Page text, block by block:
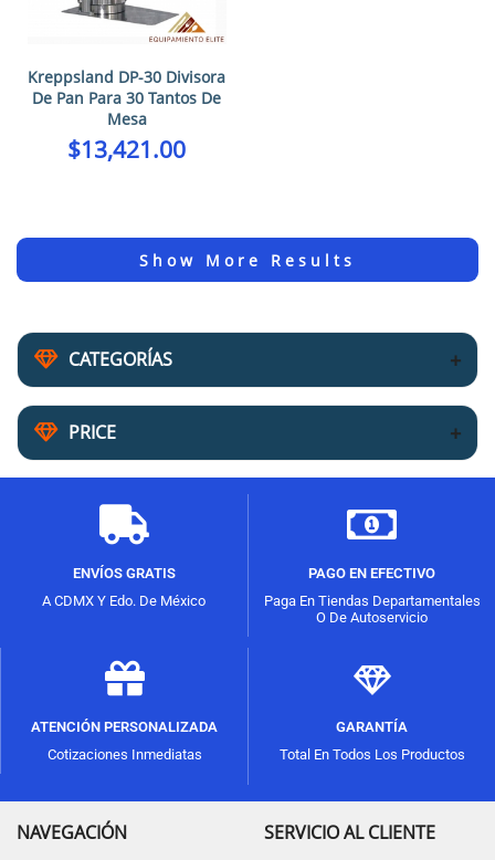
CATEGORÍAS
PRICE
Kreppsland DP-30 Divisora
De Pan Para 30 Tantos De
Mesa
$13,421.00
ENVÍOS GRATIS
A CDMX Y Edo. De México
PAGO EN EFECTIVO
Paga En Tiendas Departamentales
O De Autoservicio
ATENCIÓN PERSONALIZADA
Cotizaciones Inmediatas
GARANTÍA
Total En Todos Los Productos
NAVEGACIÓN SERVICIO AL CLIENTE